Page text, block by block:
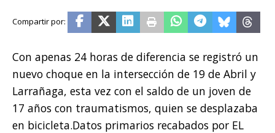
Con apenas 24 horas de diferencia se registró un
nuevo choque en la intersección de 19 de Abril y
Larrañaga, esta vez con el saldo de un joven de
17 años con traumatismos, quien se desplazaba
en bicicleta.Datos primarios recabados por EL